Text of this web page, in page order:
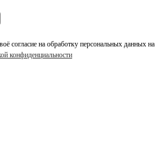
согласие на обработку персональных данных на
конфиденциальности